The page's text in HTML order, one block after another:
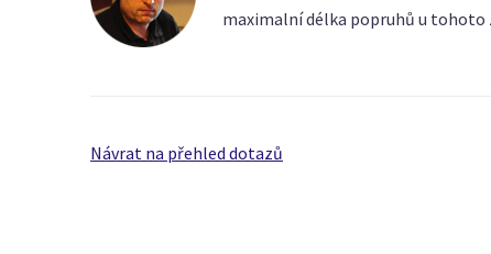
maximalní délka popruhů u tohoto
Návrat na přehled dotazů